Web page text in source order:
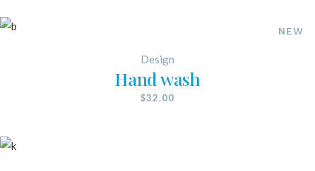
NEW
Design
Hand wash
$32.00